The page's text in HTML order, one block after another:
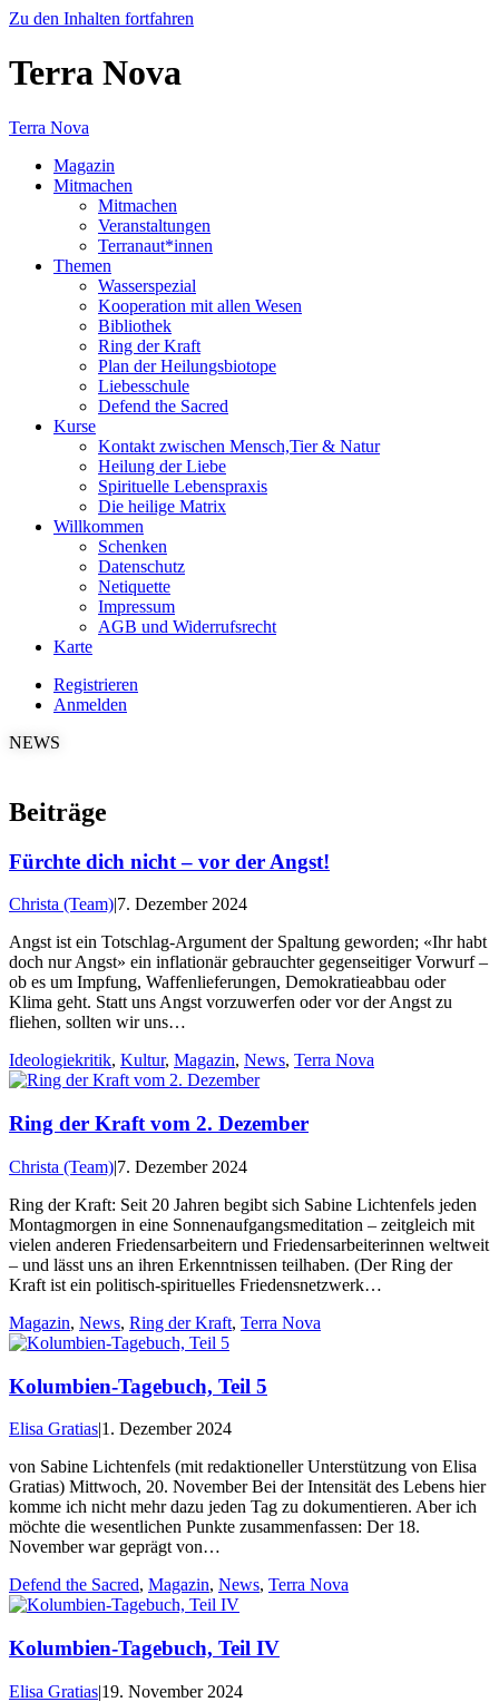
Zu den Inhalten fortfahren
Terra Nova
Terra Nova
Magazin
Mitmachen
Mitmachen
Veranstaltungen
Terranaut*innen
Themen
Wasserspezial
Kooperation mit allen Wesen
Bibliothek
Ring der Kraft
Plan der Heilungsbiotope
Liebesschule
Defend the Sacred
Kurse
Kontakt zwischen Mensch,Tier & Natur
Heilung der Liebe
Spirituelle Lebenspraxis
Die heilige Matrix
Willkommen
Schenken
Datenschutz
Netiquette
Impressum
AGB und Widerrufsrecht
Karte
Registrieren
Anmelden
NEWS
Beiträge
Fürchte dich nicht – vor der Angst!
Christa (Team)|7. Dezember 2024
Angst ist ein Totschlag-Argument der Spaltung geworden; «Ihr habt
doch nur Angst» ein inflationär gebrauchter gegenseitiger Vorwurf –
ob es um Impfung, Waffenlieferungen, Demokratieabbau oder
Klima geht. Statt uns Angst vorzuwerfen oder vor der Angst zu
fliehen, sollten wir uns…
Ideologiekritik, Kultur, Magazin, News, Terra Nova
Ring der Kraft vom 2. Dezember
Christa (Team)|7. Dezember 2024
Ring der Kraft: Seit 20 Jahren begibt sich Sabine Lichtenfels jeden
Montagmorgen in eine Sonnenaufgangsmeditation – zeitgleich mit
vielen anderen Friedensarbeitern und Friedensarbeiterinnen weltweit
– und lässt uns an ihren Erkenntnissen teilhaben. (Der Ring der
Kraft ist ein politisch-spirituelles Friedensnetzwerk…
Magazin, News, Ring der Kraft, Terra Nova
Kolumbien-Tagebuch, Teil 5
Elisa Gratias|1. Dezember 2024
von Sabine Lichtenfels (mit redaktioneller Unterstützung von Elisa
Gratias) Mittwoch, 20. November Bei der Intensität des Lebens hier
komme ich nicht mehr dazu jeden Tag zu dokumentieren. Aber ich
möchte die wesentlichen Punkte zusammenfassen: Der 18.
November war geprägt von…
Defend the Sacred, Magazin, News, Terra Nova
Kolumbien-Tagebuch, Teil IV
Elisa Gratias|19. November 2024